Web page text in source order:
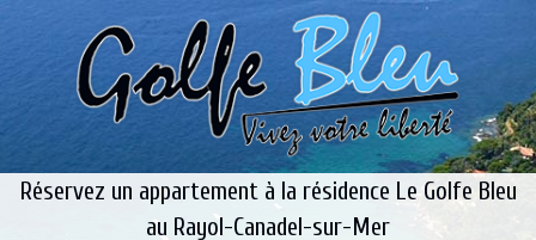
Réservez un appartement à la résidence Le Golfe Bleu
au Rayol-Canadel-sur-Mer